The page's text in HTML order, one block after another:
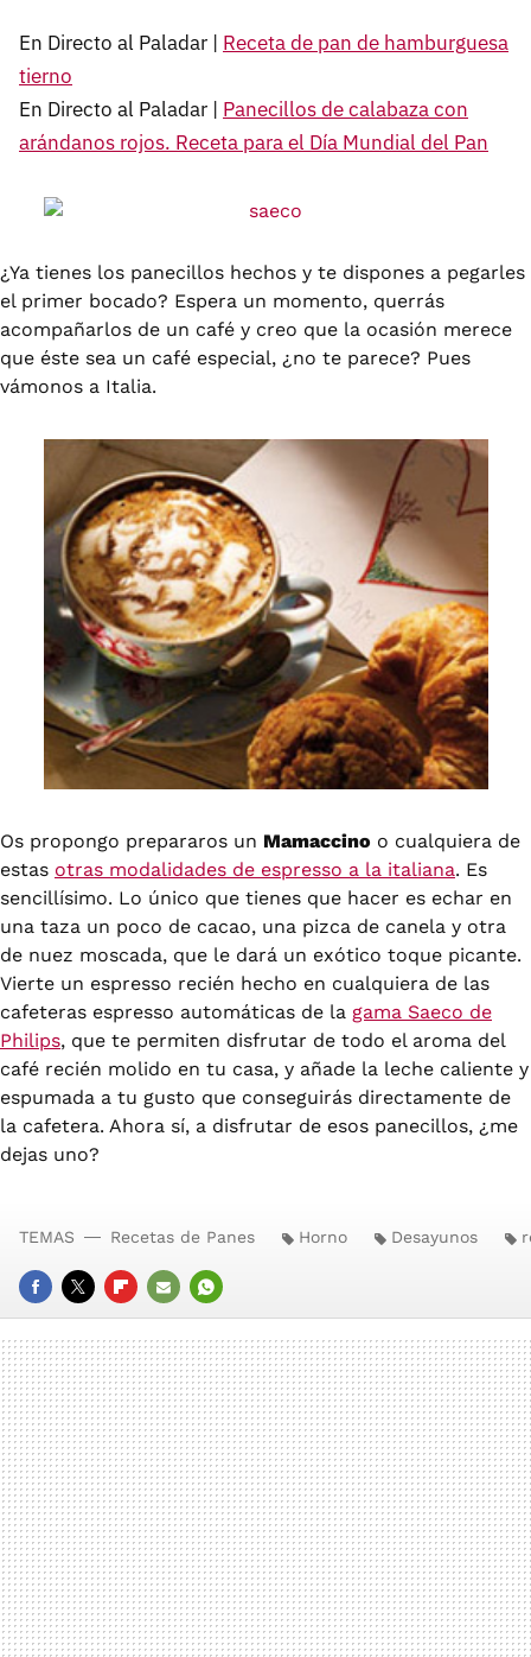
En Directo al Paladar | Receta de pan de hamburguesa
tierno
En Directo al Paladar | Panecillos de calabaza con
arándanos rojos. Receta para el Día Mundial del Pan
¿Ya tienes los panecillos hechos y te dispones a pegarles
el primer bocado? Espera un momento, querrás
acompañarlos de un café y creo que la ocasión merece
que éste sea un café especial, ¿no te parece? Pues
vámonos a Italia.
Os propongo prepararos un Mamaccino o cualquiera de
estas otras modalidades de espresso a la italiana. Es
sencillísimo. Lo único que tienes que hacer es echar en
una taza un poco de cacao, una pizca de canela y otra
de nuez moscada, que le dará un exótico toque picante.
Vierte un espresso recién hecho en cualquiera de las
cafeteras espresso automáticas de la gama Saeco de
Philips, que te permiten disfrutar de todo el aroma del
café recién molido en tu casa, y añade la leche caliente y
espumada a tu gusto que conseguirás directamente de
la cafetera. Ahora sí, a disfrutar de esos panecillos, ¿me
dejas uno?
FACEBOOK
TWITTERFLIPBOARD
E-
MAIL
WHATSAPP
TEMAS Recetas de Panes Horno Desayunos